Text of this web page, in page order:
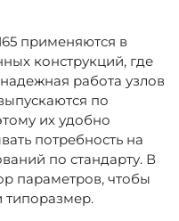
применяются в
конструкций, где
работа узлов
по
их удобно
потребность на
по стандарту. В
параметров, чтобы
типоразмер.